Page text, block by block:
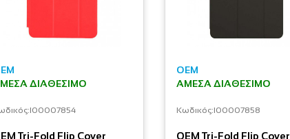
ΔΙΑΘΈΣΙΜΟ
I00007854
Tri-Fold Flip Cover
OEM
ΆΜΕΣΑ ΔΙΑΘΈΣΙΜΟ
Κωδικός:I00007858
OEM Tri-Fold Flip Cover